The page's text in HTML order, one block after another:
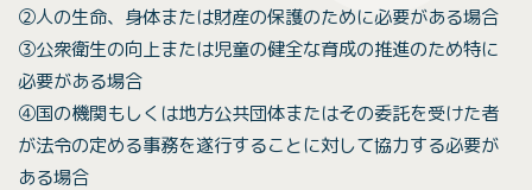
②人の生命、身体または財産の保護のために必要がある場合
③公衆衛生の向上または児童の健全な育成の推進のため特に
必要がある場合
④国の機関もしくは地方公共団体またはその委託を受けた者
が法令の定める事務を遂行することに対して協力する必要が
ある場合